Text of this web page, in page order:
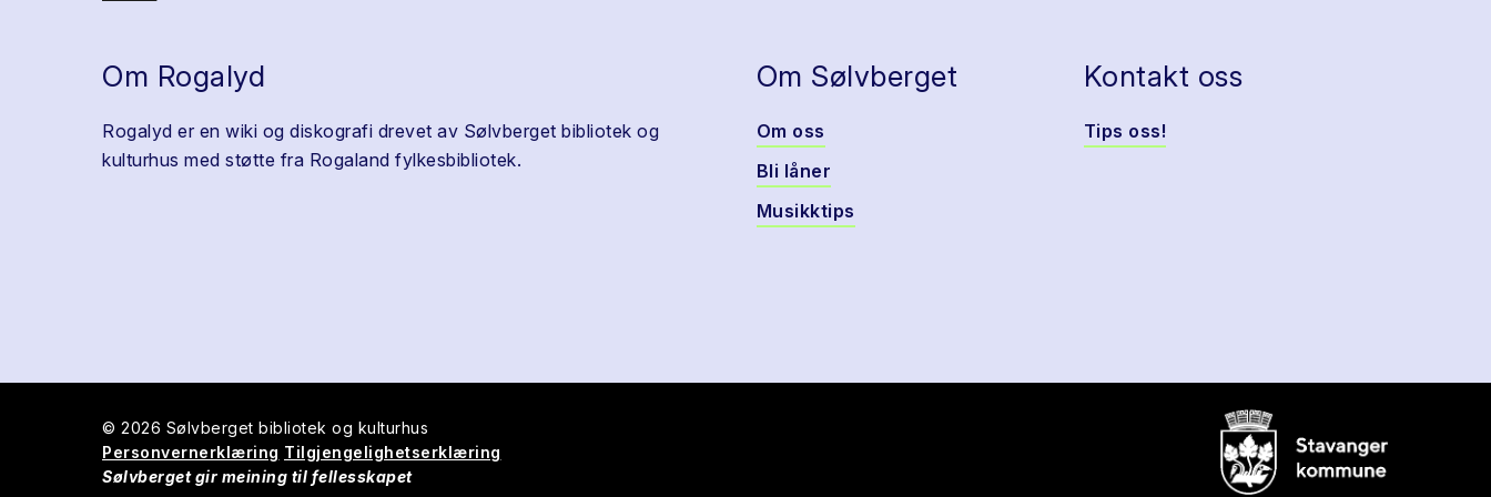
Om Rogalyd
Rogalyd er en wiki og diskografi drevet av Sølvberget bibliotek og
kulturhus med støtte fra Rogaland fylkesbibliotek.
Om Sølvberget
Om oss
Bli låner
Musikktips
Kontakt oss
Tips oss!
© 2026 Sølvberget bibliotek og kulturhus
Personvernerklæring Tilgjengelighetserklæring
Sølvberget gir meining til fellesskapet